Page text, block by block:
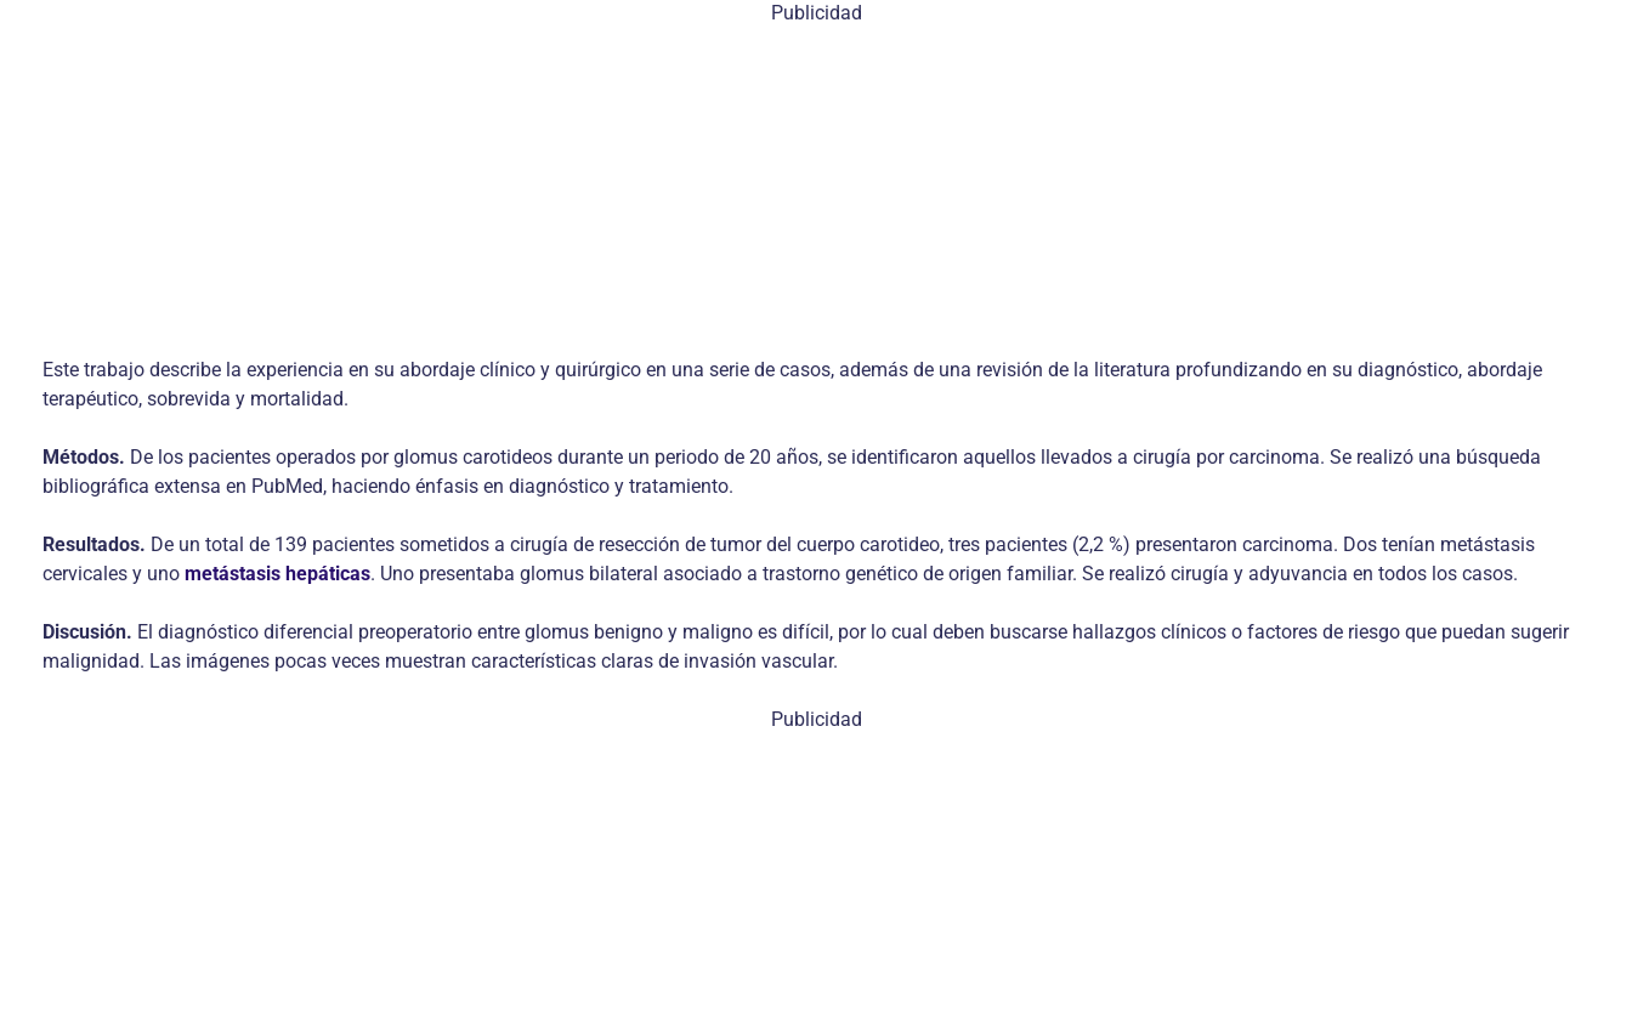
Publicidad
Este trabajo describe la experiencia en su abordaje clínico y quirúrgico en una serie de casos, además de una revisión de la literatura profundizando en su diagnóstico, abordaje
terapéutico, sobrevida y mortalidad.
Métodos. De los pacientes operados por glomus carotideos durante un periodo de 20 años, se identificaron aquellos llevados a cirugía por carcinoma. Se realizó una búsqueda
bibliográfica extensa en PubMed, haciendo énfasis en diagnóstico y tratamiento.
Resultados. De un total de 139 pacientes sometidos a cirugía de resección de tumor del cuerpo carotideo, tres pacientes (2,2 %) presentaron carcinoma. Dos tenían metástasis
cervicales y uno metástasis hepáticas. Uno presentaba glomus bilateral asociado a trastorno genético de origen familiar. Se realizó cirugía y adyuvancia en todos los casos.
Discusión. El diagnóstico diferencial preoperatorio entre glomus benigno y maligno es difícil, por lo cual deben buscarse hallazgos clínicos o factores de riesgo que puedan sugerir
malignidad. Las imágenes pocas veces muestran características claras de invasión vascular.
Publicidad